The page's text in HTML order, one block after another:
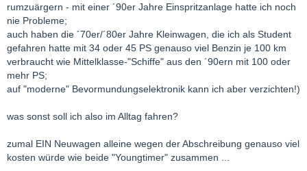
rumzuärgern - mit einer ´90er Jahre Einspritzanlage hatte ich noch
nie Probleme;
auch haben die ´70er/´80er Jahre Kleinwagen, die ich als Student
gefahren hatte mit 34 oder 45 PS genauso viel Benzin je 100 km
verbraucht wie Mittelklasse-"Schiffe" aus den ´90ern mit 100 oder
mehr PS;
auf "moderne" Bevormundungselektronik kann ich aber verzichten!)
was sonst soll ich also im Alltag fahren?
zumal EIN Neuwagen alleine wegen der Abschreibung genauso viel
kosten würde wie beide "Youngtimer" zusammen ...